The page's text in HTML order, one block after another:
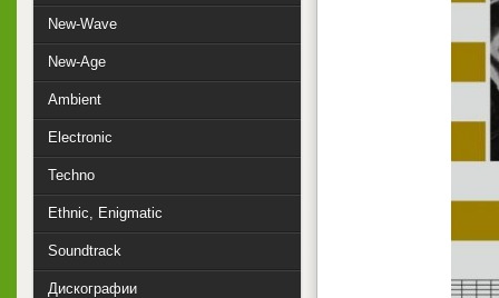
New-Wave
New-Age
Ambient
Electronic
Techno
Ethnic, Enigmatic
Soundtrack
Дискографии